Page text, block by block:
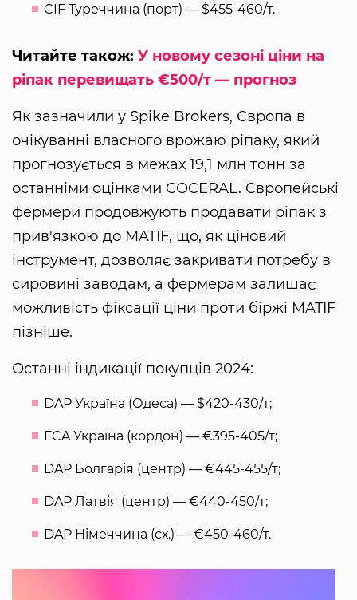
CIF Туреччина (порт) — $455-460/т.
Читайте також: У новому сезоні ціни на
ріпак перевищать €500/т — прогноз
Як зазначили у Spike Brokers, Європа в
очікуванні власного врожаю ріпаку, який
прогнозується в межах 19,1 млн тонн за
останніми оцінками COCERAL. Європейські
фермери продовжують продавати ріпак з
прив'язкою до MATIF, що, як ціновий
інструмент, дозволяє закривати потребу в
сировині заводам, а фермерам залишає
можливість фіксації ціни проти біржі MATIF
пізніше.
Останні індикації покупців 2024:
DAP Україна (Одеса) — $420-430/т;
FCA Україна (кордон) — €395-405/т;
DAP Болгарія (центр) — €445-455/т;
DAP Латвія (центр) — €440-450/т;
DAP Німеччина (сх.) — €450-460/т.